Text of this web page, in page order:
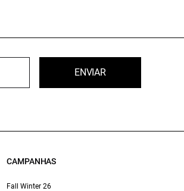
ENVIAR
CAMPANHAS
Fall Winter 26